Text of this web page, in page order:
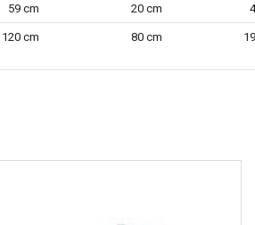
59 cm 20 cm
120 cm 80 cm